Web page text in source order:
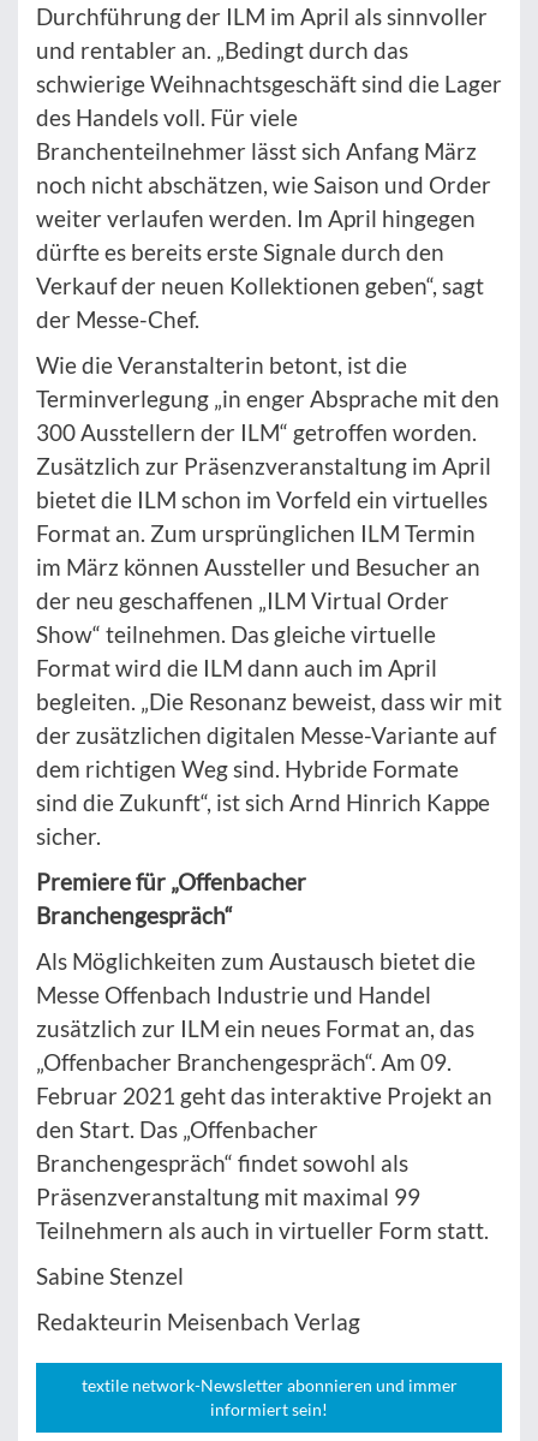
Durchführung der ILM im April als sinnvoller
und rentabler an. „Bedingt durch das
schwierige Weihnachtsgeschäft sind die Lager
des Handels voll. Für viele
Branchenteilnehmer lässt sich Anfang März
noch nicht abschätzen, wie Saison und Order
weiter verlaufen werden. Im April hingegen
dürfte es bereits erste Signale durch den
Verkauf der neuen Kollektionen geben“, sagt
der Messe-Chef.
Wie die Veranstalterin betont, ist die
Terminverlegung „in enger Absprache mit den
300 Ausstellern der ILM“ getroffen worden.
Zusätzlich zur Präsenzveranstaltung im April
bietet die ILM schon im Vorfeld ein virtuelles
Format an. Zum ursprünglichen ILM Termin
im März können Aussteller und Besucher an
der neu geschaffenen „ILM Virtual Order
Show“ teilnehmen. Das gleiche virtuelle
Format wird die ILM dann auch im April
begleiten. „Die Resonanz beweist, dass wir mit
der zusätzlichen digitalen Messe-Variante auf
dem richtigen Weg sind. Hybride Formate
sind die Zukunft“, ist sich Arnd Hinrich Kappe
sicher.
Premiere für „Offenbacher
Branchengespräch“
Als Möglichkeiten zum Austausch bietet die
Messe Offenbach Industrie und Handel
zusätzlich zur ILM ein neues Format an, das
„Offenbacher Branchengespräch“. Am 09.
Februar 2021 geht das interaktive Projekt an
den Start. Das „Offenbacher
Branchengespräch“ findet sowohl als
Präsenzveranstaltung mit maximal 99
Teilnehmern als auch in virtueller Form statt.
Sabine Stenzel
Redakteurin Meisenbach Verlag
textile network-Newsletter abonnieren und immer
informiert sein!